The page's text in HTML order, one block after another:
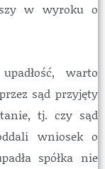
w wyroku o
warto
sąd przyjęty
tj. czy sąd
wniosek o
spółka nie